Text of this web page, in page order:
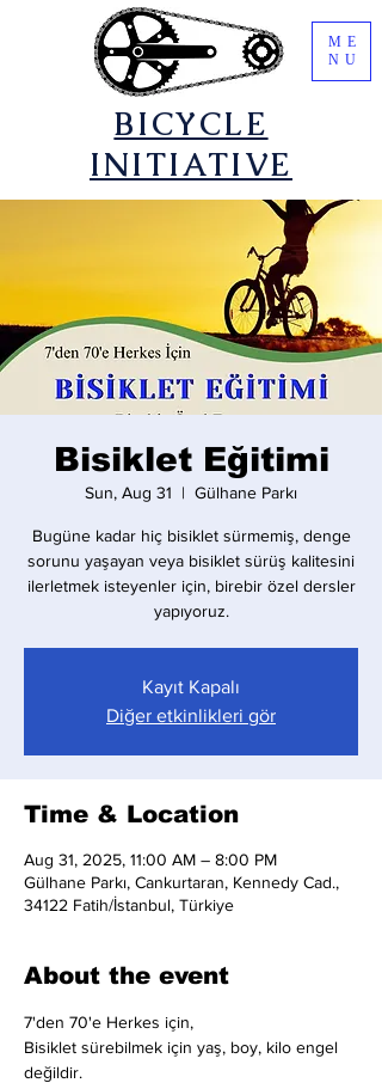
​BICYCLE
INITIATIVE
ME
NU
Bisiklet Eğitimi
Sun, Aug 31
  |
Gülhane Parkı
Bugüne kadar hiç bisiklet sürmemiş, denge
sorunu yaşayan veya bisiklet sürüş kalitesini
ilerletmek isteyenler için, birebir özel dersler
yapıyoruz.
Kayıt Kapalı
Diğer etkinlikleri gör
Time & Location
Aug 31, 2025, 11:00 AM – 8:00 PM
Gülhane Parkı, Cankurtaran, Kennedy Cad.,
34122 Fatih/İstanbul, Türkiye
About the event
7'den 70'e Herkes için,
Bisiklet sürebilmek için yaş, boy, kilo engel
değildir.